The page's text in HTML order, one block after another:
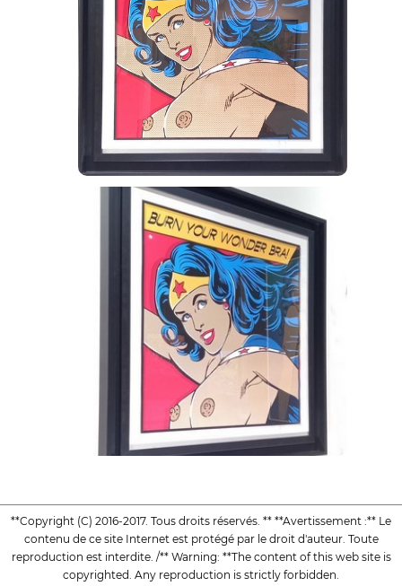
**Copyright (C) 2016-2017. Tous droits réservés. ** **Avertissement :** Le
contenu de ce site Internet est protégé par le droit d'auteur. Toute
reproduction est interdite. /** Warning: **The content of this web site is
copyrighted. Any reproduction is strictly forbidden.